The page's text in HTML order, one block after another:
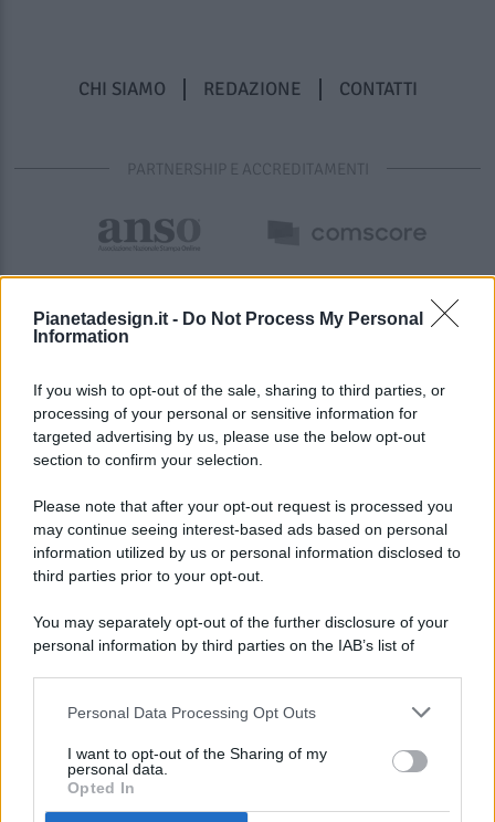
Pianetadesign.it - Do Not Process My Personal
Information
If you wish to opt-out of the sale, sharing to third parties, or
processing of your personal or sensitive information for
targeted advertising by us, please use the below opt-out
section to confirm your selection.
Please note that after your opt-out request is processed you
may continue seeing interest-based ads based on personal
information utilized by us or personal information disclosed to
third parties prior to your opt-out.
You may separately opt-out of the further disclosure of your
personal information by third parties on the IAB’s list of
This information may also be disclosed by us to third parties
disclose it to other third parties.
Personal Data Processing Opt Outs
I want to opt-out of the Sharing of my
personal data.
Opted In
CHI SIAMO REDAZIONE CONTATTI
PARTNERSHIP E ACCREDITAMENTI
© 2026 - Pianeta Design - P.IVA 04827280654 - Testata
Registrata Al Tribunale Di Nocera Inferiore N. 8/2020 - RG N.
ISCRIZIONE AL ROC N. 35792 – ISCRITTA ALL’ANSO
(ASSOCIAZIONE NAZIONALE STAMPA ONLINE)
PREFERENZE PRIVACY